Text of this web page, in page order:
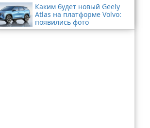
Каким будет новый Geely
Atlas на платформе Volvo:
появились фото